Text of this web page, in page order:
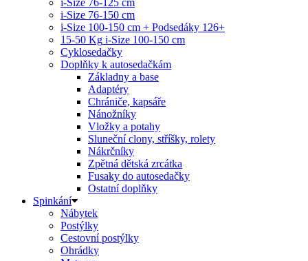
i-Size 76-150 cm
i-Size 100-150 cm + Podsedáky 126+
15-50 Kg i-Size 100-150 cm
Cyklosedačky
Doplňky k autosedačkám
Základny a base
Adaptéry
Chrániče, kapsáře
Nánožníky
Vložky a potahy
Sluneční clony, stříšky, rolety
Nákrčníky
Zpětná dětská zrcátka
Fusaky do autosedačky
Ostatní doplňky
Spinkání
Nábytek
Postýlky
Cestovní postýlky
Ohrádky